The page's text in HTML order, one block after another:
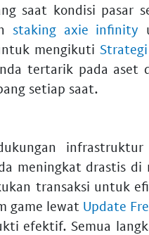
saat kondisi pasar
staking axie infinity
mengikuti Strategi
tertarik pada aset
setiap saat.
infrastruktur
meningkat drastis di
transaksi untuk
game lewat Update
efektif. Semua